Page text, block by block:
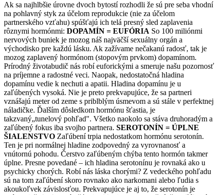
Ak sa najhlbšie úrovne dvoch bytostí rozhodli že sú pre seba vhodní
na pohlavný styk za účelom reprodukcie (nie za účelom
partnerského vzťahu) spúšťajú ich telá presný sled zaplavenia
rôznymi hormónmi: DOPAMÍN = EUFÓRIA So 100 miliónmi
nervových buniek je mozog náš najväčší sexuálny orgán a
východisko pre každú lásku. Ak zažívame nečakanú radosť, tak je
mozog zaplavený hormónom (stopovým prvkom) dopamínom.
Prírodný životabudič nás robí euforickými a smeruje našu pozornosť
na príjemne a radostné veci. Naopak, nedostatočná hladina
dopamínu vedie k nechuti a apatii. Hladina dopamínu je u
zaľúbených vysoká. Nie je preto prekvapujúce, že sa partneri
vznášajú meter od zeme s priblblým úsmevom a sú stále v perfektnej
náladičke. Ďalším dôsledkom hormónu šťastia, je
takzvaný„tunelový pohľad". Všetko naokolo sa stáva druhoradým a
zaľúbený fokus iba svojho partnera. SEROTONÍN = ÚPLNE
ŠIALENSTVO Zaľúbení trpia nedostatkom hormónu serotonín.
Ten je pri normálnej hladine zodpovedný za vyrovnanosť a
vnútornú pohodu. Čerstvo zaľúbeným chýba tento hormón takmer
úplne. Presne povedané – ich hladina serotonínu je rovnaká ako u
psychicky chorých. Robí nás láska chorými? Z vedeckého pohľadu
sú na tom zaľúbení skoro rovnako ako narkomani alebo ľudia s
akoukoľvek závislosťou. Prekvapujúce je aj to, že serotonín je